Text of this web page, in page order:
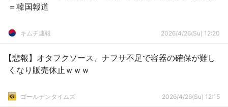
＝韓国報道
キムチ速報 2026/4/26(Su) 12:20
【悲報】オタフクソース、ナフサ不足で容器の確保が難し
くなり販売休止ｗｗｗ
ゴールデンタイムズ 2026/4/26(Su) 12:15